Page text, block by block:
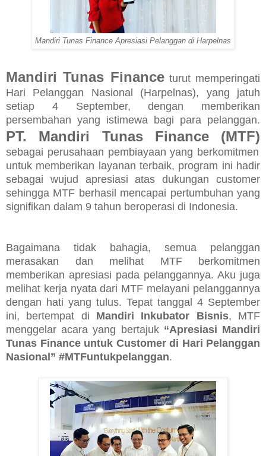
Mandiri Tunas Finance Apresiasi Pelanggan di Harpelnas
Mandiri Tunas Financeturut memperingati
Hari Pelanggan Nasional (Harpelnas), yang jatuh
setiap 4 September, dengan memberikan
persembahan yang istimewa bagi para pelanggan.
PT. Mandiri Tunas Finance (MTF)
sebagai perusahaan pembiayaan yang berkomitmen
untuk memberikan layanan terbaik, program ini hadir
sebagai wujud apresiasi atas dukungan customer
sehingga MTF berhasil mencapai pertumbuhan yang
signifikan dalam 9 tahun beroperasi di Indonesia.
Bagaimana tidak bahagia, semua pelanggan
merasakan dan melihat MTF berkomitmen
memberikan apresiasi pada pelanggannya. Aku juga
melihat kerja nyata dari MTF melayani pelanggannya
dengan hati yang tulus. Tepat tanggal 4 September
ini, bertempat di Mandiri Inkubator Bisnis, MTF
menggelar acara yang bertajuk “Apresiasi Mandiri
Tunas Finance untuk Customer di Hari Pelanggan
Nasional” #MTFuntukpelanggan.